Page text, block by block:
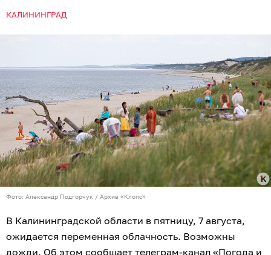
КАЛИНИНГРАД
Фото: Александр Подгорчук / Архив «Клопс»
В Калининградской области в пятницу, 7 августа,
ожидается переменная облачность. Возможны
дожди. Об этом сообщает телеграм-канал «Погода и